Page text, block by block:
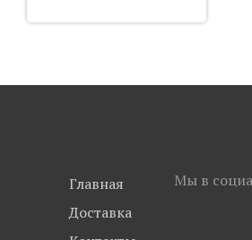
Главная
Доставка
Мы в